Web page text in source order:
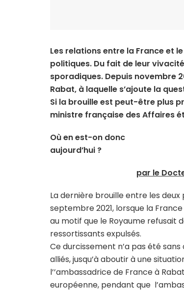
Les relations entre la France et
politiques. Du fait de leur
sporadiques. Depuis novembre
Rabat, à laquelle s’ajoute la
Si la brouille est peut-être plus
ministre française des Affaires
Où en est-on donc
aujourd’hui ?
par le
La dernière brouille entre les deux
septembre 2021, lorsque la
au motif que le Royaume refusait
ressortissants expulsés.
Ce durcissement n’a pas été
alliés, jusqu’à aboutir à une
l’’ambassadrice de France à
européenne, pendant que